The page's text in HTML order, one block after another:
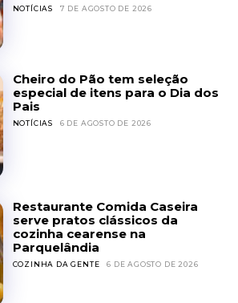
NOTÍCIAS 7 DE AGOSTO DE 2026
Cheiro do Pão tem seleção
especial de itens para o Dia dos
Pais
NOTÍCIAS 6 DE AGOSTO DE 2026
Restaurante Comida Caseira
serve pratos clássicos da
cozinha cearense na
Parquelândia
COZINHA DA GENTE 6 DE AGOSTO DE 2026